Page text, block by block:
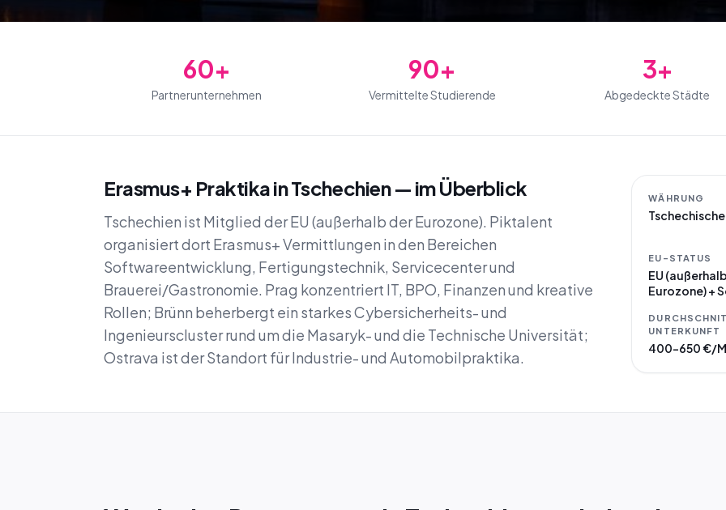
60+
Partnerunternehmen
90+
Vermittelte Studierende
3+
Abgedeckte Städte
Erasmus+ Praktika in Tschechien — im Überblick
Tschechien ist Mitglied der EU (außerhalb der Eurozone). Piktalent
organisiert dort Erasmus+ Vermittlungen in den Bereichen
Softwareentwicklung, Fertigungstechnik, Servicecenter und
Brauerei/Gastronomie. Prag konzentriert IT, BPO, Finanzen und kreative
Rollen; Brünn beherbergt ein starkes Cybersicherheits- und
Ingenieurscluster rund um die Masaryk- und die Technische Universität;
Ostrava ist der Standort für Industrie- und Automobilpraktika.
WÄHRUNG
Tschechische
EU-STATUS
EU
Eurozone) +
UNTERKUNFT
400–650 €/